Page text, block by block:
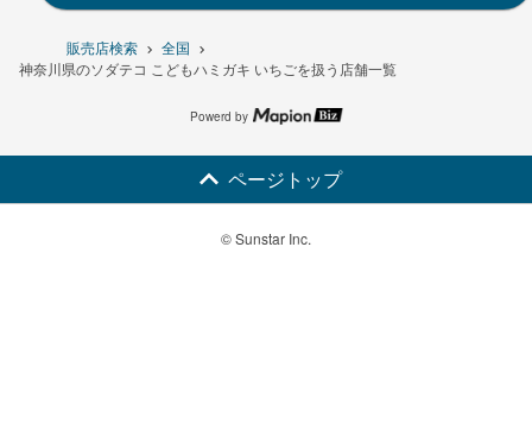
販売店検索
全国
神奈川県のソダテコ こどもハミガキ いちごを扱う店舗一覧
Powerd by
ページトップ
© Sunstar Inc.